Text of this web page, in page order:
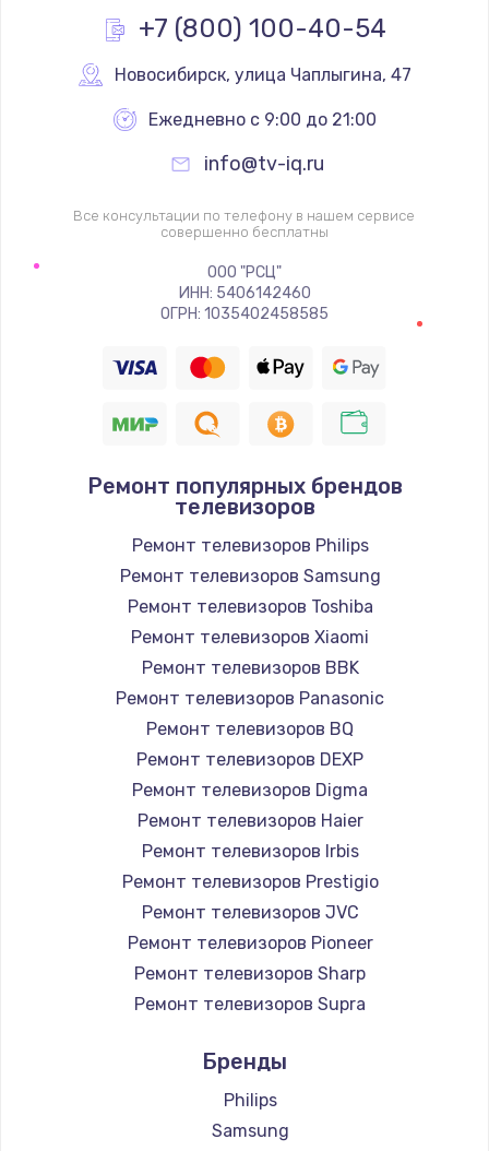
Помехи и искажение звука
Заказать
1400 руб.
Заказать
Восстановление цепи питания, пайка
880 руб.
390 руб.
Замена Bluetooth/Wi-Fi модуля
800 руб.
Замена картридера
Заказать
Замена микросхемы NFC
1100 руб.
Заказать
Замена шим-контроллера
3900 руб.
Заказать
1030 руб.
Заказать
+7 (800) 100-40-54
Новосибирск, улица Чаплыгина, 47
Ежедневно с 9:00 до 21:00
info@tv-iq.ru
Все консультации по телефону в нашем сервисе
совершенно бесплатны
ООО "РСЦ"
ИНН: 5406142460
ОГРН: 1035402458585
Ремонт популярных брендов
телевизоров
Ремонт телевизоров Philips
Ремонт телевизоров Samsung
Ремонт телевизоров Toshiba
Ремонт телевизоров Xiaomi
Ремонт телевизоров BBK
Ремонт телевизоров Panasonic
Ремонт телевизоров BQ
Ремонт телевизоров DEXP
Ремонт телевизоров Digma
Ремонт телевизоров Haier
Ремонт телевизоров Irbis
Ремонт телевизоров Prestigio
Ремонт телевизоров JVC
Ремонт телевизоров Pioneer
Ремонт телевизоров Sharp
Ремонт телевизоров Supra
Ремонт телевизоров Hisense
Ремонт телевизоров Daewoo
Ремонт телевизоров Centek
Бренды
Philips
Samsung